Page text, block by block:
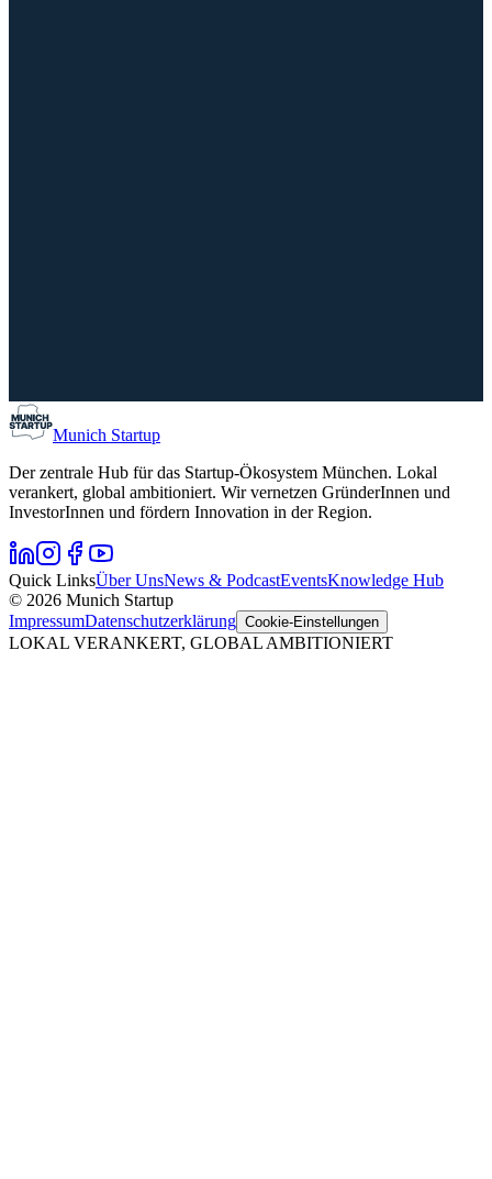
Munich Startup
Der zentrale Hub für das Startup-Ökosystem München. Lokal
verankert, global ambitioniert. Wir vernetzen GründerInnen und
InvestorInnen und fördern Innovation in der Region.
Quick LinksÜber UnsNews & PodcastEventsKnowledge Hub
© 2026 Munich Startup
ImpressumDatenschutzerklärung Cookie-Einstellungen
LOKAL VERANKERT, GLOBAL AMBITIONIERT